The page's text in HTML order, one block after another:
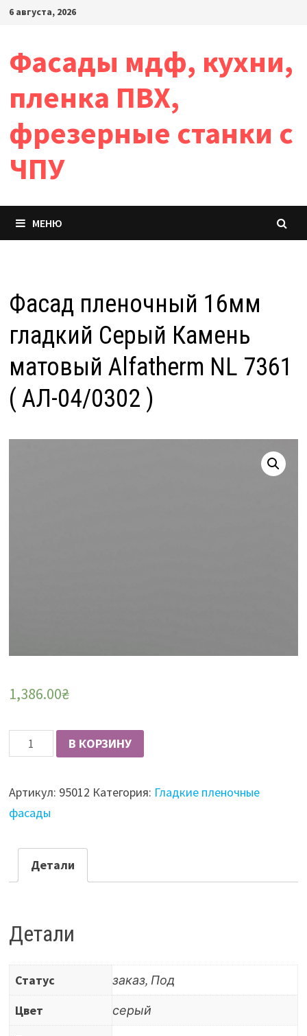
Перейти
6 августа, 2026
Фасады мдф, кухни,
пленка ПВХ,
фрезерные станки с
ЧПУ
МЕНЮ
Фасад пленочный 16мм
гладкий Серый Камень
матовый Alfatherm NL 7361
( АЛ-04/0302 )
1,386.00₴
Количество
Фасад
16мм
гладкий
Камень
матовый
NL
7361
(
АЛ-04/0302
В КОРЗИНУ
Артикул: 95012 Категория: Гладкие пленочные
фасады
Детали
Детали
Статус
заказ, Под
Цвет
серый